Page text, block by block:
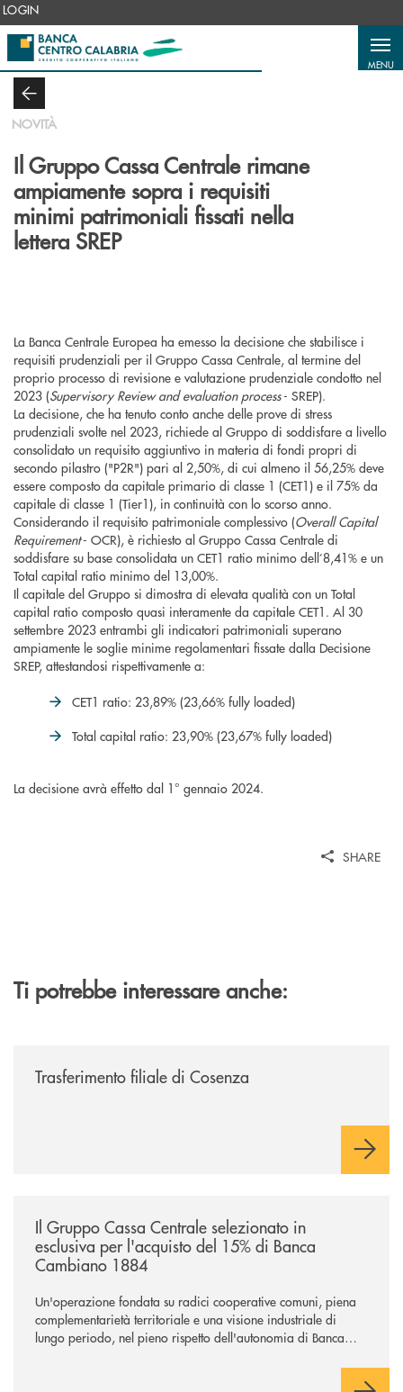
Salta al contenuto principale
LOGIN
MENU
NOVITÀ
Il Gruppo Cassa Centrale rimane
ampiamente sopra i requisiti
minimi patrimoniali fissati nella
lettera SREP
La Banca Centrale Europea ha emesso la decisione che stabilisce i
requisiti prudenziali per il Gruppo Cassa Centrale, al termine del
proprio processo di revisione e valutazione prudenziale condotto nel
2023 (Supervisory Review and evaluation process- SREP).
La decisione, che ha tenuto conto anche delle prove di stress
prudenziali svolte nel 2023, richiede al Gruppo di soddisfare a livello
consolidato un requisito aggiuntivo in materia di fondi propri di
secondo pilastro ("P2R") pari al 2,50%, di cui almeno il 56,25% deve
essere composto da capitale primario di classe 1 (CET1) e il 75% da
capitale di classe 1 (Tier1), in continuità con lo scorso anno.
Considerando il requisito patrimoniale complessivo (Overall Capital
Requirement- OCR), è richiesto al Gruppo Cassa Centrale di
soddisfare su base consolidata un CET1 ratio minimo dell’8,41% e un
Total capital ratio minimo del 13,00%.
Il capitale del Gruppo si dimostra di elevata qualità con un Total
capital ratio composto quasi interamente da capitale CET1. Al 30
settembre 2023 entrambi gli indicatori patrimoniali superano
ampiamente le soglie minime regolamentari fissate dalla Decisione
SREP, attestandosi rispettivamente a:
CET1 ratio: 23,89% (23,66% fully loaded)
Total capital ratio: 23,90% (23,67% fully loaded)
La decisione avrà effetto dal 1° gennaio 2024.
SHARE
Ti potrebbe interessare anche:
Trasferimento filiale di Cosenza
Il Gruppo Cassa Centrale selezionato in
esclusiva per l'acquisto del 15% di Banca
Cambiano 1884
Un'operazione fondata su radici cooperative comuni, piena
complementarietà territoriale e una visione industriale di
lungo periodo, nel pieno rispetto dell'autonomia di Banca
negoziazione esclusiva per la finalizzazione dell’operazione.